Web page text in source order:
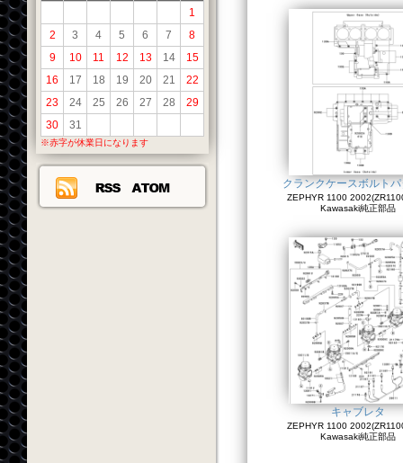
1
2
3 4 5 6 7
8
9
10 11 12 13 14
15
16
17 18 19 20 21
22
23
24 25 26 27 28
29
30
31
※赤字が休業日になります
クランクケースボルト
ZEPHYR 1100
Kawasaki純正部品
キャブレタ
ZEPHYR 1100
Kawasaki純正部品